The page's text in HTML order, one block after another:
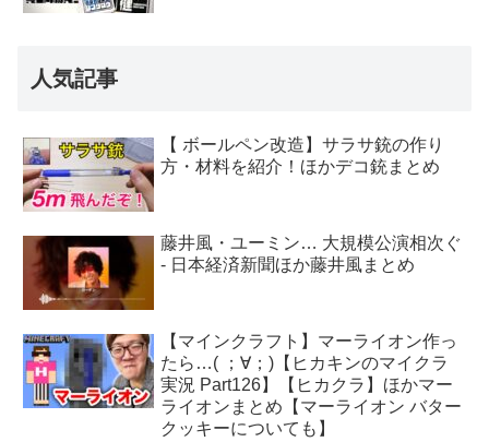
人気記事
【 ボールペン改造】サラサ銃の作り
方・材料を紹介！ほかデコ銃まとめ
藤井風・ユーミン… 大規模公演相次ぐ
- 日本経済新聞ほか藤井風まとめ
【マインクラフト】マーライオン作っ
たら…( ；∀；)【ヒカキンのマイクラ
実況 Part126】【ヒカクラ】ほかマー
ライオンまとめ【マーライオン バター
クッキーについても】